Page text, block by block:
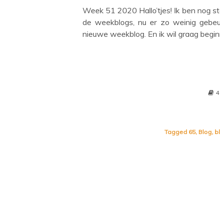
Week 51 2020 Hallo’tjes! Ik ben nog
de weekblogs, nu er zo weinig
nieuwe weekblog. En ik wil graag
Tagged 65, Blog,